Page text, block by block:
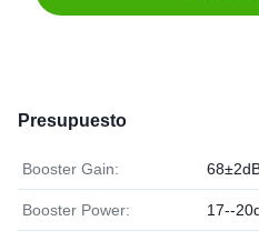
Presupuesto
Booster Gain:
Booster Power: 17--